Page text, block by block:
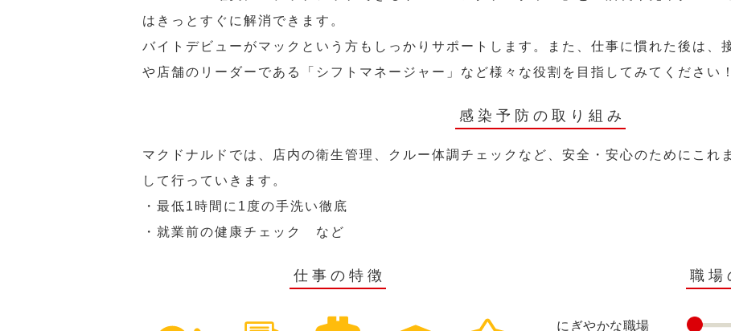
はきっとすぐに解消できます。
バイトデビューがマックという方もしっかりサポートします。また、仕事に慣れた後は、
や店舗のリーダーである「シフトマネージャー」など様々な役割を目指してみてください！
感染予防の取り組み
マクドナルドでは、店内の衛生管理、クルー体調チェックなど、安全・安心のためにこれ
して行っていきます。
・最低1時間に1度の手洗い徹底
・就業前の健康チェック など
仕事の特徴 職場
にぎやかな職場